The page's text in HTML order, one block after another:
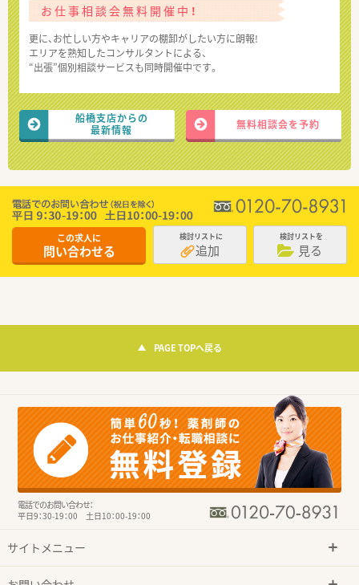
お仕事相談会無料開催中！
更に、お忙しい方やキャリアの棚卸がしたい方に朗報!
エリアを熟知したコンサルタントによる、
“出張”個別相談サービスも同時開催中です。
船橋支店からの
最新情報
無料相談会を予約
この求人に
問い合わせる
検討リストに
追加
検討リストを
見る
PAGE TOPへ戻る
電話でのお問い合わせ：
平日9：30-19：00 土日10：00-19：00
サイトメニュー